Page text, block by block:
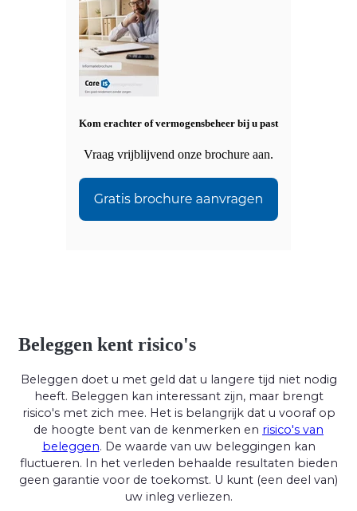
Kom erachter of vermogensbeheer bij u past
Vraag vrijblijvend onze brochure aan.
Beleggen kent risico's
Beleggen doet u met geld dat u langere tijd niet nodig
heeft. Beleggen kan interessant zijn, maar brengt
risico's met zich mee. Het is belangrijk dat u vooraf op
de hoogte bent van de kenmerken en risico's van
beleggen. De waarde van uw beleggingen kan
fluctueren. In het verleden behaalde resultaten bieden
geen garantie voor de toekomst. U kunt (een deel van)
uw inleg verliezen.